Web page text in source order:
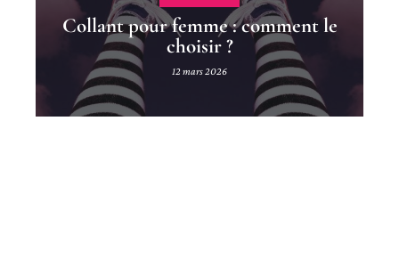
Collant pour femme : comment le
choisir ?
12 mars 2026